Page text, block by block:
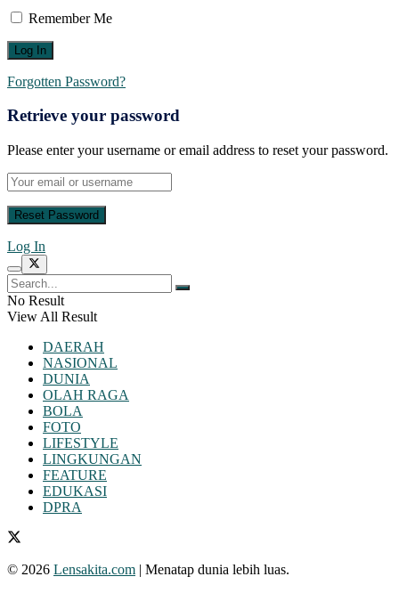
Remember Me
Forgotten Password?
Retrieve your password
Please enter your username or email address to reset your password.
Log In
No Result
View All Result
DAERAH
NASIONAL
DUNIA
OLAH RAGA
BOLA
FOTO
LIFESTYLE
LINGKUNGAN
FEATURE
EDUKASI
DPRA
© 2026 Lensakita.com | Menatap dunia lebih luas.